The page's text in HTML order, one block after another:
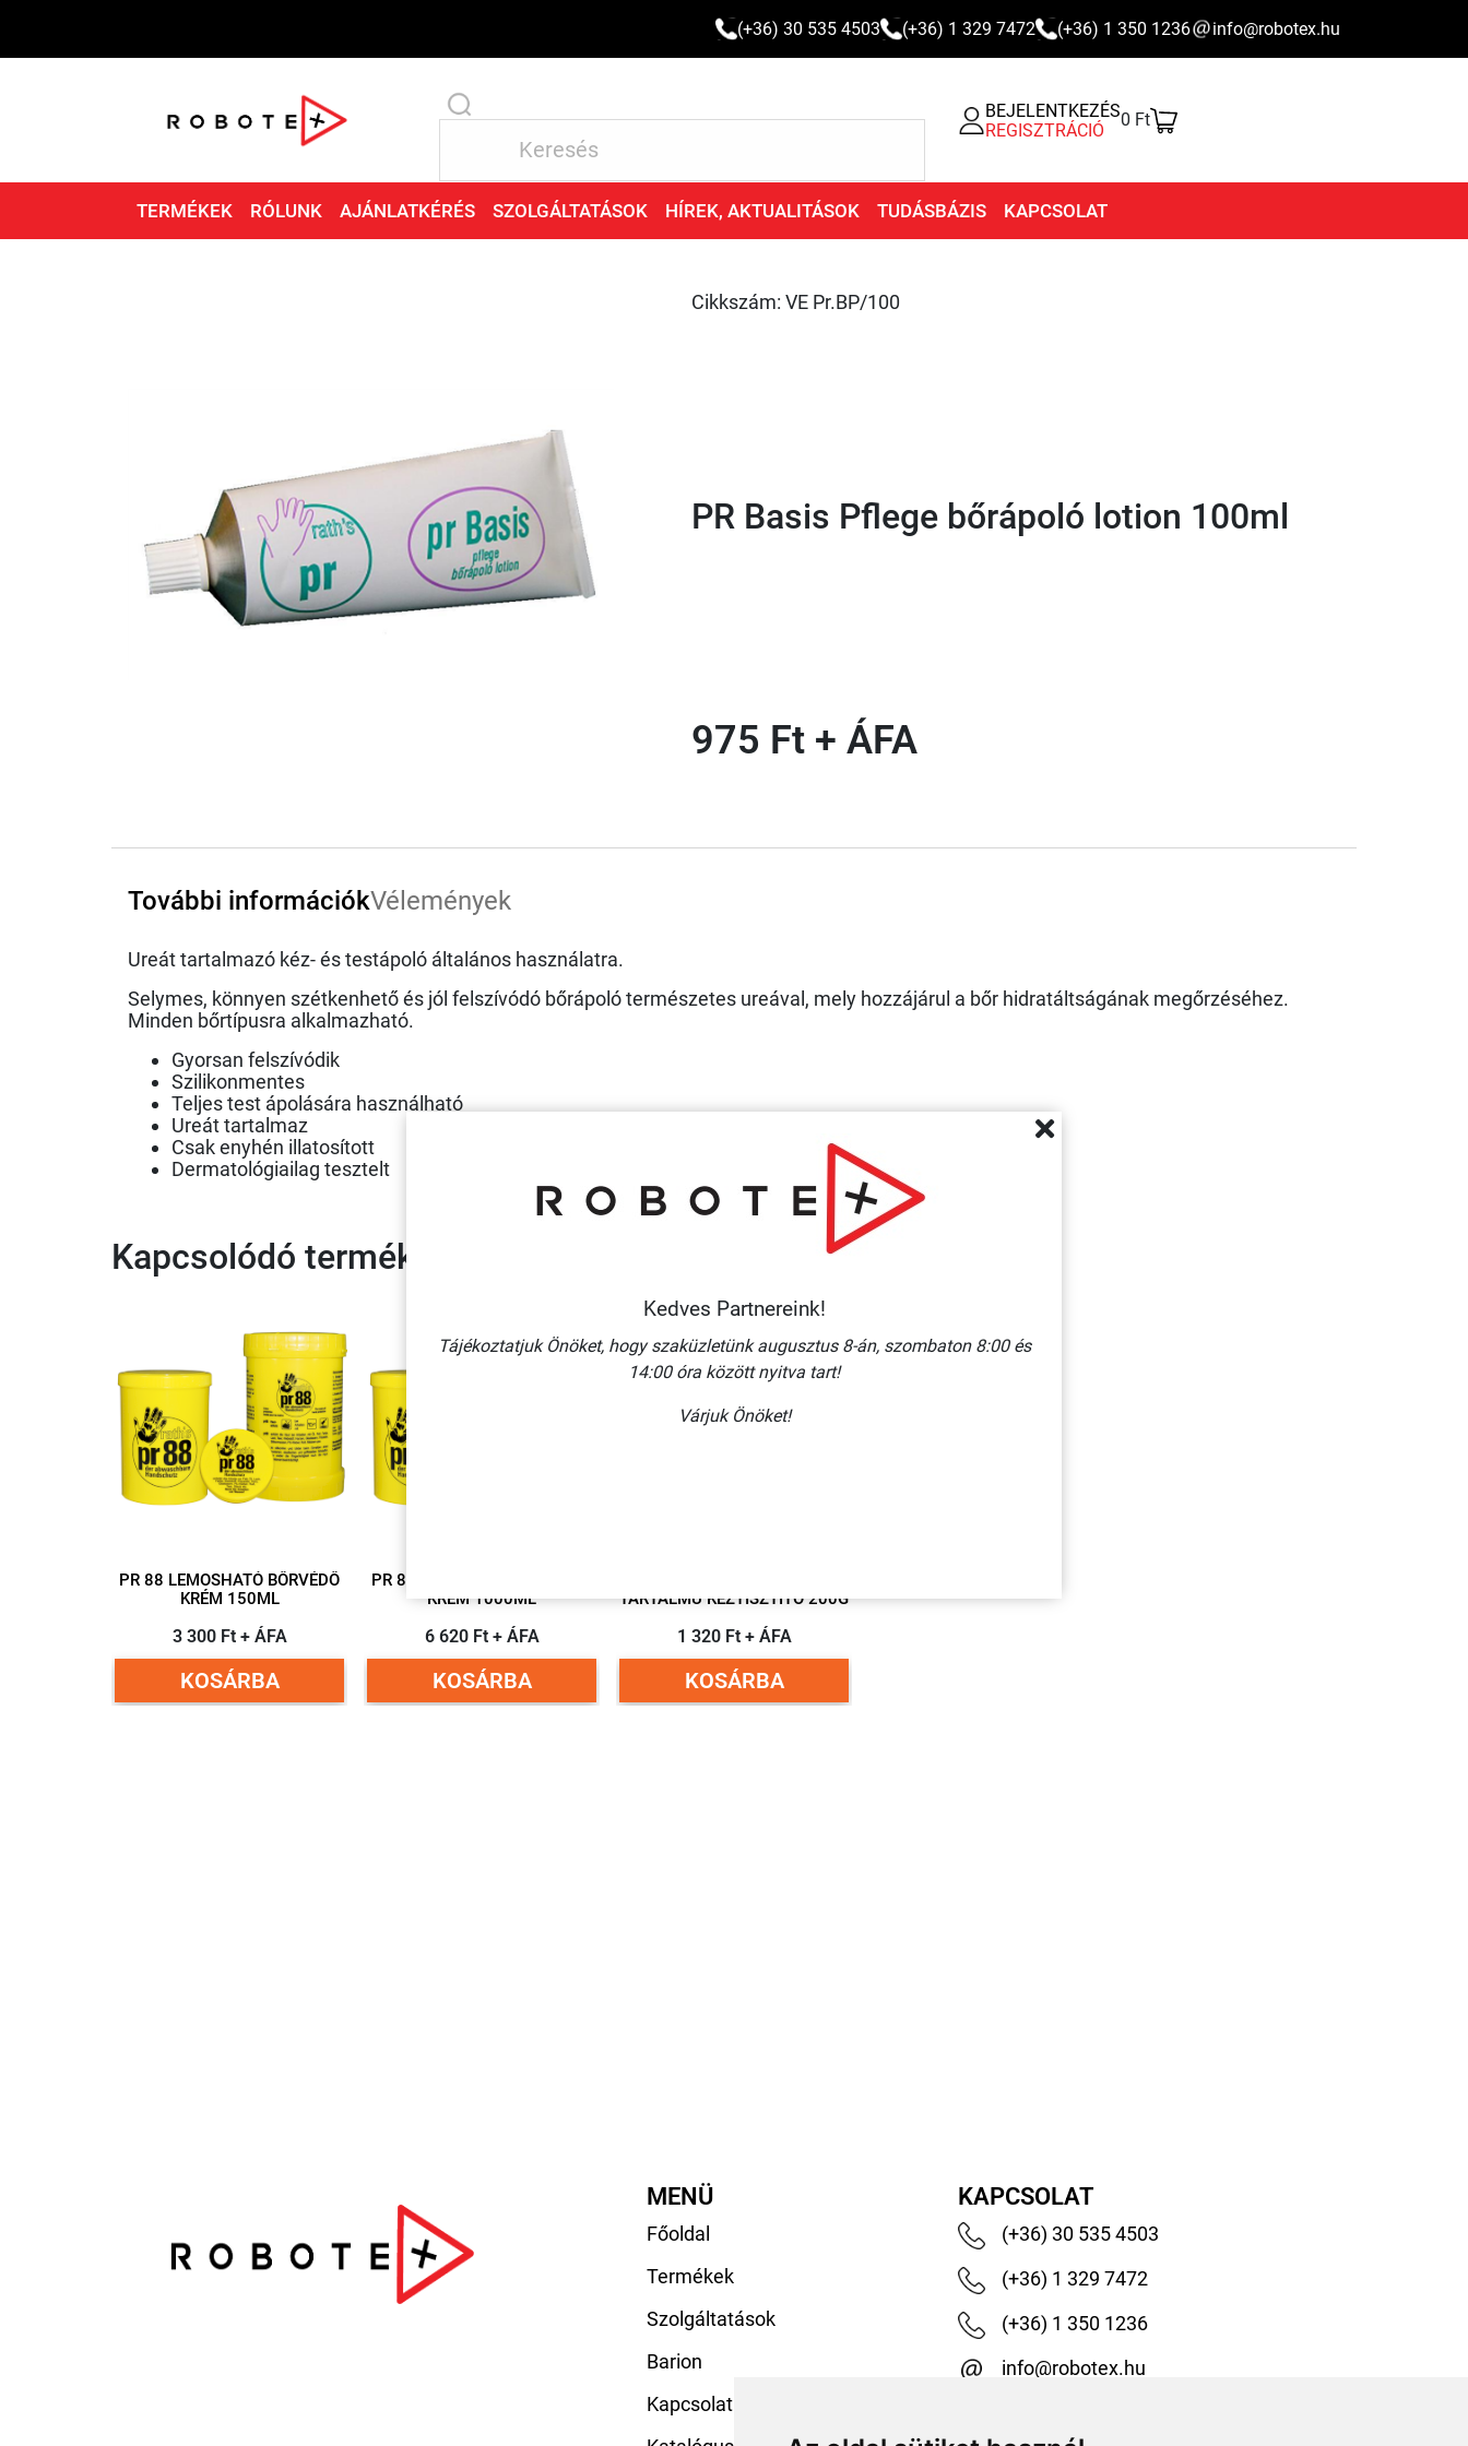
(+36) 30 535 4503 (+36) 1 329 7472 (+36) 1 350 1236 info@robotex.hu
BEJELENTKEZÉS
REGISZTRÁCIÓ
0 Ft
TERMÉKEK RÓLUNK AJÁNLATKÉRÉS SZOLGÁLTATÁSOK HÍREK, AKTUALITÁSOK TUDÁSBÁZIS KAPCSOLAT
Cikkszám: VE Pr.BP/100
PR Basis Pflege bőrápoló lotion 100ml
975 Ft + ÁFA
További információkVélemények
Ureát tartalmazó kéz- és testápoló általános használatra.
Selymes, könnyen szétkenhető és jól felszívódó bőrápoló természetes ureával, mely hozzájárul a bőr hidratáltságának megőrzéséhez.
Minden bőrtípusra alkalmazható.
Gyorsan felszívódik
Szilikonmentes
Teljes test ápolására használható
Ureát tartalmaz
Csak enyhén illatosított
Dermatológiailag tesztelt
Kapcsolódó termékek
PR 88 LEMOSHATÓ BŐRVÉDŐ
KRÉM 150ML
3 300 Ft + ÁFA
KOSÁRBA
PR 88 LEMOSHATÓ BŐRVÉDŐ
KRÉM 1000ML
6 620 Ft + ÁFA
KOSÁRBA
TARTALMÚ KÉZTISZTÍTÓ 200G
1 320 Ft + ÁFA
KOSÁRBA
MENÜ
Főoldal
Termékek
Szolgáltatások
Barion
Kapcsolat
KAPCSOLAT
(+36) 30 535 4503
(+36) 1 329 7472
(+36) 1 350 1236
info@robotex.hu
Kedves Partnereink!
Tájékoztatjuk Önöket, hogy szaküzletünk augusztus 8-án, szombaton 8:00 és
14:00 óra között nyitva tart!
Várjuk Önöket!